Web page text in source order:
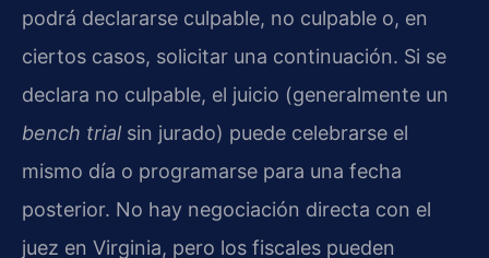
podrá declararse culpable, no culpable o, en
ciertos casos, solicitar una continuación. Si se
declara no culpable, el juicio (generalmente un
bench trial sin jurado) puede celebrarse el
mismo día o programarse para una fecha
posterior. No hay negociación directa con el
juez en Virginia, pero los fiscales pueden